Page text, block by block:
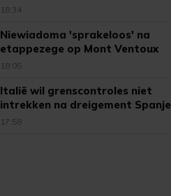
18:34
Niewiadoma 'sprakeloos' na
etappezege op Mont Ventoux
18:05
Italië wil grenscontroles niet
intrekken na dreigement Spanje
17:58